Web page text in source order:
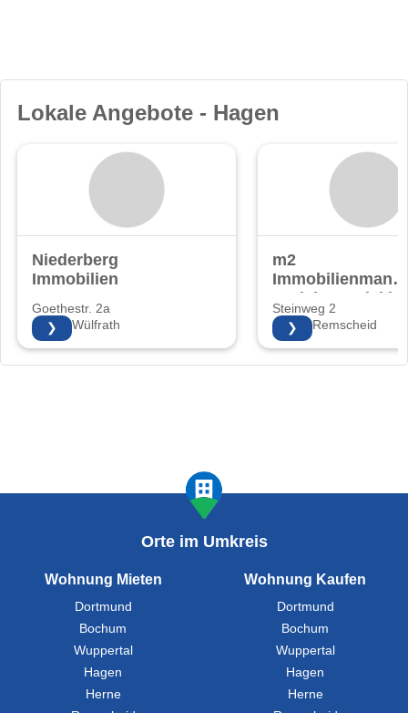
Lokale Angebote - Hagen
Niederberg
Immobilien
Goethestr. 2a
42489 Wülfrath
❯
m2
KG
Steinweg 2
42853 Remscheid
❯
Orte im Umkreis
Wohnung Mieten
Dortmund
Bochum
Wuppertal
Hagen
Herne
Wohnung Kaufen
Dortmund
Bochum
Wuppertal
Hagen
Herne